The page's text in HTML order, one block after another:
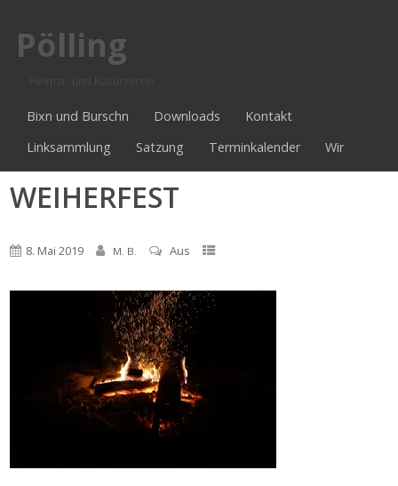
Pölling
Bixn und Burschn Downloads
Kontakt
Linksammlung
Satzung Terminkalender Wir
WEIHERFEST
8. Mai 2019 M. B. Aus